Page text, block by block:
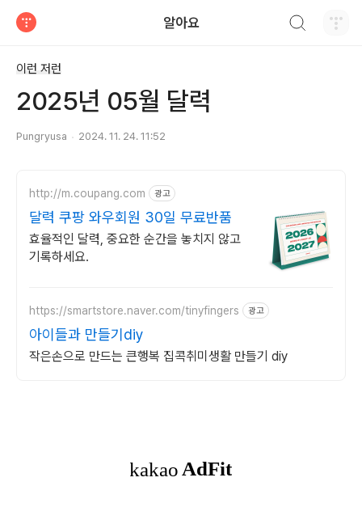
알아요
이런 저런
2025년 05월 달력
Pungryusa 2024. 11. 24. 11:52
http://m.coupang.com 광고
달력 쿠팡 와우회원 30일 무료반품
효율적인 달력, 중요한 순간을 놓치지 않고
기록하세요.
https://smartstore.naver.com/tinyfingers 광고
아이들과 만들기diy
작은손으로 만드는 큰행복 집콕취미생활 만들기 diy